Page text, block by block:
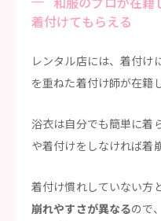
着付けてもらえる
レンタル店には、着付け
を重ねた着付け師が在籍
浴衣は自分でも簡単に着
や着付けをしなければ着
着付け慣れしていない方
崩れやすさが異なるので